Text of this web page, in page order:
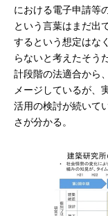
における電子申請等
という言葉はまだ出
するという想定はな
らないと考えたそう
計段階の法適合から
メージしているが、
活用の検討が続いて
さが分かる。